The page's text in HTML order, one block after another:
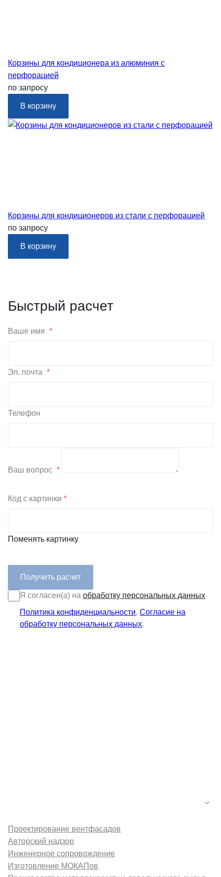
Корзины для кондиционера из алюминия с
перфорацией
по запросу
В корзину
Корзины для кондиционеров из стали с перфорацией
по запросу
В корзину
Быстрый расчет
Ваше имя *
Эл. почта *
Телефон
Ваш вопрос *
Поменять картинку
Код с картинки *
Я согласен(а) на обработку персональных данных
Политика конфиденциальности, Согласие на
обработку персональных данных.
Проектирование вентфасадов
Авторский надзор
Инженерное сопровождение
Изготовление МОКАПов